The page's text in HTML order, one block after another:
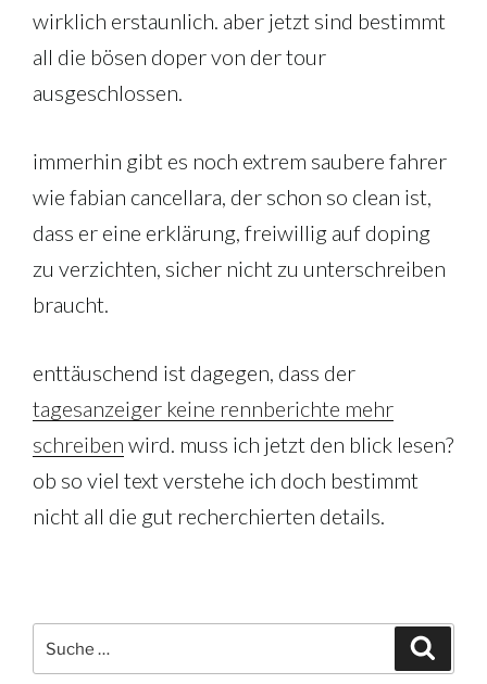
wirklich erstaunlich. aber jetzt sind bestimmt
all die bösen doper von der tour
ausgeschlossen.
immerhin gibt es noch extrem saubere fahrer
wie fabian cancellara, der schon so clean ist,
dass er eine erklärung, freiwillig auf doping
zu verzichten, sicher nicht zu unterschreiben
braucht.
enttäuschend ist dagegen, dass der
tagesanzeiger keine rennberichte mehr
schreiben wird. muss ich jetzt den blick lesen?
ob so viel text verstehe ich doch bestimmt
nicht all die gut recherchierten details.
nach: